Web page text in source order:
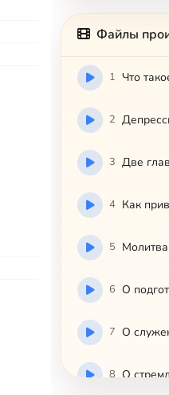
Файлы
1 Что
2
3 Две
4 Как
5 Молитва
6 О
7 О
8 О